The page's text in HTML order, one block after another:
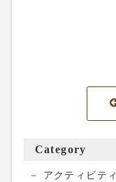
Category
アクティビティ